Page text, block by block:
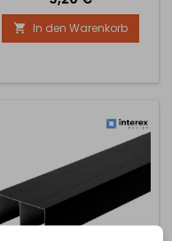
Design der Tür mit den
Profilen übereinstimmt und
die Kante der Spanplatte
gleichzeitig ist es nicht
abzustreifen.
 In den Warenkorb